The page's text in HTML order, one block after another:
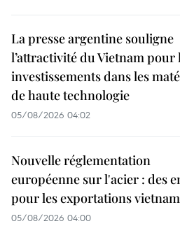
La presse argentine souligne
l’attractivité du Vietnam pour
investissements dans les
de haute technologie
05/08/2026 04:02
Nouvelle réglementation
européenne sur l'acier : des
pour les exportations
05/08/2026 04:00